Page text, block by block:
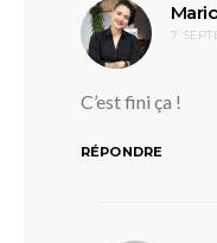
7
C’est fini ça !
RÉPONDRE